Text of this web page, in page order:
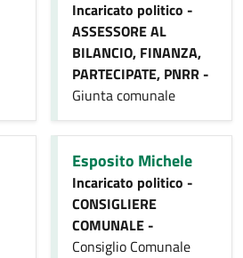
Incaricato politico -
ASSESSORE AL
BILANCIO, FINANZA,
PARTECIPATE, PNRR -
Giunta comunale
Esposito Michele
Incaricato politico -
CONSIGLIERE
COMUNALE -
Consiglio Comunale